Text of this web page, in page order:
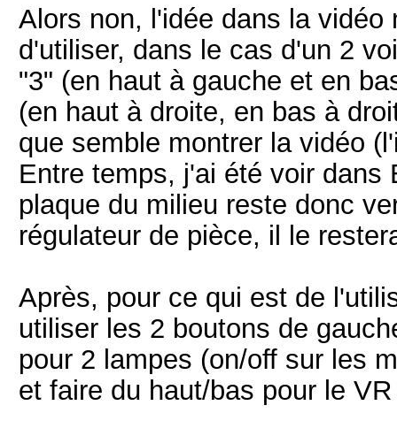
Alors non, l'idée dans la vidéo
d'utiliser, dans le cas d'un 2
"3" (en haut à gauche et en
(en haut à droite, en bas à
que semble montrer la vidéo
Entre temps, j'ai été voir
plaque du milieu reste donc
régulateur de pièce, il le
Après, pour ce qui est de
utiliser les 2 boutons de
pour 2 lampes (on/off sur les
et faire du haut/bas pour le